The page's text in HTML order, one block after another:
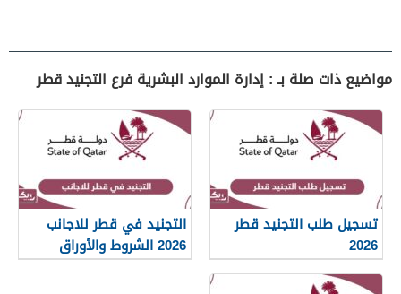
مواضيع ذات صلة بـ : إدارة الموارد البشرية فرع التجنيد قطر
تسجيل طلب التجنيد قطر
2026
التجنيد في قطر للاجانب
2026 الشروط والأوراق
المطلوبة